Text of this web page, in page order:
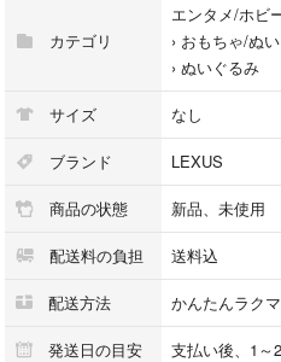
よろしくお願いいたします。
カテゴリ
エンタメ/ホビ
› おもちゃ/ぬ
› ぬいぐるみ
サイズ なし
ブランド LEXUS
商品の状態 新品、未使用
配送料の負担 送料込
配送方法 かんたんラク
発送日の目安 支払い後、1～